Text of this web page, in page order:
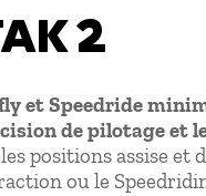
2
et Speedride
de pilotage et
positions assise et
ou le